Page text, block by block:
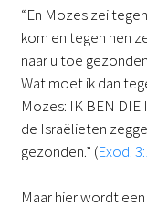
“En Mozes zei
kom en tegen hen
naar u toe
Wat moet ik dan
Mozes: IK BEN
de Israëlieten
gezonden.” (Exod.
Maar hier wordt